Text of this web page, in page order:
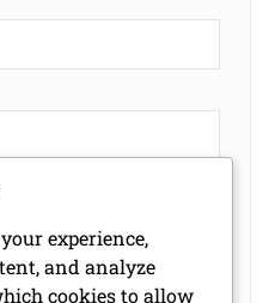
experience,
and analyze
cookies to allow